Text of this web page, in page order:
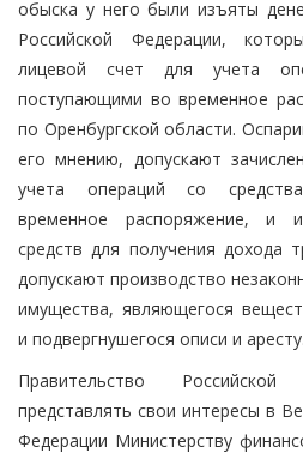
обыска у него были изъяты
Российской Федерации,
лицевой счет для учета
поступающими во временное
по Оренбургской области.
его мнению, допускают
учета операций со
временное распоряжение, и
средств для получения дохода
допускают производство
имущества, являющегося
и подвергнушегося описи и аресту.
Правительство
представлять свои интересы в
Федерации Министерству